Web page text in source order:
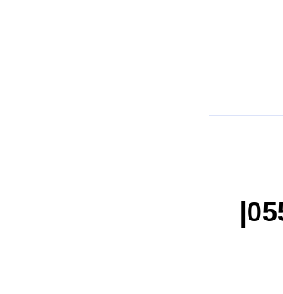
شركة تسليك مجاري في العين |0557821580|